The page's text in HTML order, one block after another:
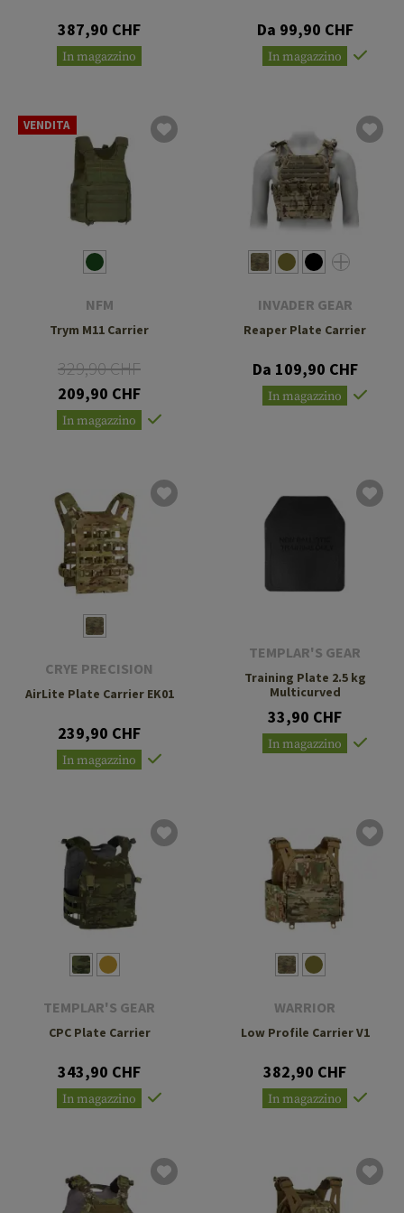
387,90 CHF
In magazzino
Da 99,90 CHF
In magazzino
VENDITA
NFM
Trym M11 Carrier
329,90 CHF
209,90 CHF
In magazzino
INVADER GEAR
Reaper Plate Carrier
Da 109,90 CHF
In magazzino
CRYE PRECISION
AirLite Plate Carrier EK01
239,90 CHF
In magazzino
TEMPLAR'S GEAR
Training Plate 2.5 kg
Multicurved
33,90 CHF
In magazzino
TEMPLAR'S GEAR
CPC Plate Carrier
343,90 CHF
In magazzino
WARRIOR
Low Profile Carrier V1
382,90 CHF
In magazzino